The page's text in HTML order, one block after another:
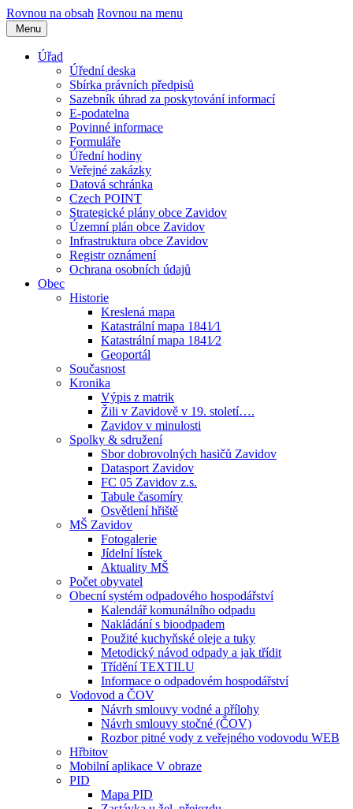
Rovnou na obsah Rovnou na menu
Menu
Úřad
Úřední deska
Sbírka právních předpisů
Sazebník úhrad za poskytování informací
E-podatelna
Povinné informace
Formuláře
Úřední hodiny
Veřejné zakázky
Datová schránka
Czech POINT
Strategické plány obce Zavidov
Územní plán obce Zavidov
Infrastruktura obce Zavidov
Registr oznámení
Ochrana osobních údajů
Obec
Historie
Kreslená mapa
Katastrální mapa 1841⁄1
Katastrální mapa 1841⁄2
Geoportál
Současnost
Kronika
Výpis z matrik
Žili v Zavidově v 19. století….
Zavidov v minulosti
Spolky & sdružení
Sbor dobrovolných hasičů Zavidov
Datasport Zavidov
FC 05 Zavidov z.s.
Tabule časomíry
Osvětlení hřiště
MŠ Zavidov
Fotogalerie
Jídelní lístek
Aktuality MŠ
Počet obyvatel
Obecní systém odpadového hospodářství
Kalendář komunálního odpadu
Nakládání s bioodpadem
Použité kuchyňské oleje a tuky
Metodický návod odpady a jak třídit
Třídění TEXTILU
Informace o odpadovém hospodářství
Vodovod a ČOV
Návrh smlouvy vodné a přílohy
Návrh smlouvy stočné (ČOV)
Rozbor pitné vody z veřejného vodovodu WEB
Hřbitov
Mobilní aplikace V obraze
PID
Mapa PID